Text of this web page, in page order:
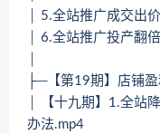
│ 5.全站推广成交出
│ 6.全站推广投产翻
├─【第19期】店铺
│ 【十九期】1.全站
办法.mp4